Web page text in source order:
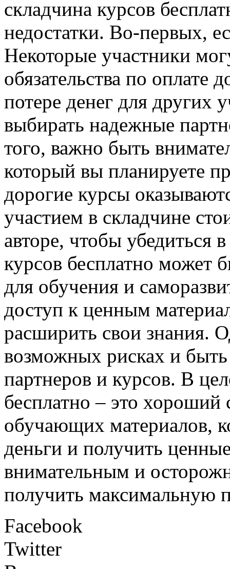
складчина курсов
недостатки. Во-первых,
Некоторые участники
обязательства по оплате
потере денег для других
выбирать надежные
того, важно быть
который вы планируете
дорогие курсы
участием в складчине
авторе, чтобы убедиться
курсов бесплатно может
для обучения и
доступ к ценным
расширить свои знания.
возможных рисках и
партнеров и курсов. В
бесплатно – это хороший
обучающих материалов,
деньги и получить
внимательным и
получить максимальную
Facebook
Twitter